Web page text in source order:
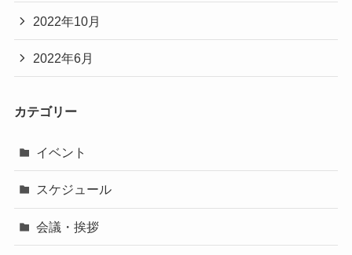
2022年10月
2022年6月
カテゴリー
イベント
スケジュール
会議・挨拶